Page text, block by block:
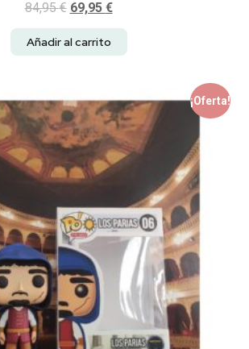
84,95€ 69,95 €
Añadir al carrito
¡Oferta!